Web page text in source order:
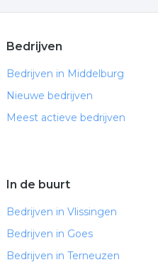
Bedrijven
Bedrijven in Middelburg
Nieuwe bedrijven
Meest actieve bedrijven
In de buurt
Bedrijven in Vlissingen
Bedrijven in Goes
Bedrijven in Terneuzen